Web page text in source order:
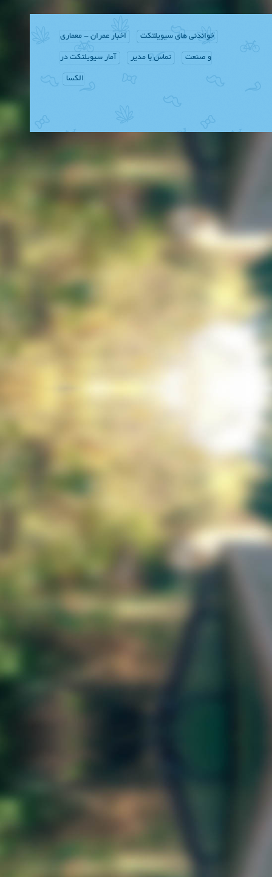
خواندنی های سیویلتکت اخبار عمران - معماری
و صنعت تماس با مدیر آمار سیویلتکت در
الکسا